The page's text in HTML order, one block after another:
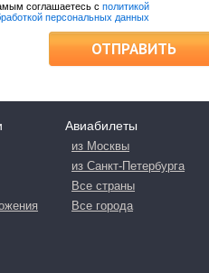
соглашаетесь с политикой
персональных данных
ОТПРАВИТЬ
Авиабилеты
из Москвы
из Санкт-Петербурга
Все страны
Все города